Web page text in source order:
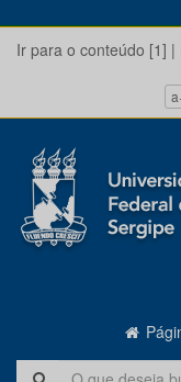
Ir para o conteúdo [1] |